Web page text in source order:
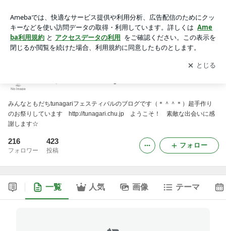
アプリをダウンロードして ブログの更新通知
を受け取りまし
ょう。
開く
みんなともだちtunagariフェスティバルのブログです（＊＾＾＊）超手作り
のお祭りしています http://tunagari.chu.jp ようこそ！ 素敵な出会いに感
謝します☆
216
フォロワー
423
投稿
フォロー
一覧 人気 画像 テーマ